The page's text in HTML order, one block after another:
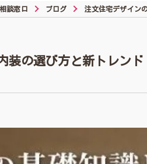
談窓口 ブログ 注文住宅デザイン
装の選び方と新トレンド